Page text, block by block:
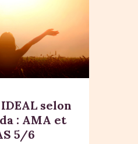
IDEAL selon
: AMA et
5/6